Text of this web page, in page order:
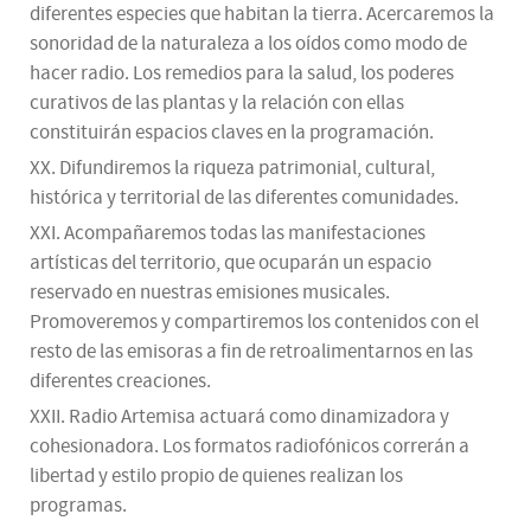
diferentes especies que habitan la tierra. Acercaremos la
sonoridad de la naturaleza a los oídos como modo de
hacer radio. Los remedios para la salud, los poderes
curativos de las plantas y la relación con ellas
constituirán espacios claves en la programación.
XX. Difundiremos la riqueza patrimonial, cultural,
histórica y territorial de las diferentes comunidades.
XXI. Acompañaremos todas las manifestaciones
artísticas del territorio, que ocuparán un espacio
reservado en nuestras emisiones musicales.
Promoveremos y compartiremos los contenidos con el
resto de las emisoras a fin de retroalimentarnos en las
diferentes creaciones.
XXII. Radio Artemisa actuará como dinamizadora y
cohesionadora. Los formatos radiofónicos correrán a
libertad y estilo propio de quienes realizan los
programas.